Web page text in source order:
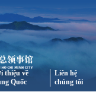
thiệu về
Quốc
Liên hệ
chúng tôi